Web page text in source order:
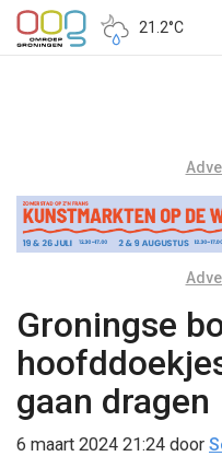
21.2°C
Groningse
gaan dragen
6 maart 2024 21:24 door